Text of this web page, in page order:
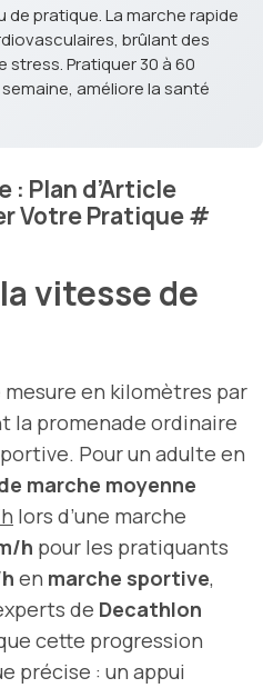
de pratique. La marche rapide
brûlant des
Pratiquer 30 à 60
améliore la santé
: Plan d’Article
Votre Pratique#
vitesse de
mesure en kilomètres par
la promenade ordinaire
Pour un adulte en
marche moyenne
lors d’une marche
h pour les pratiquants
en marche sportive,
de Decathlon
cette progression
précise : un appui